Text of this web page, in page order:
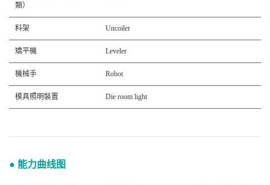
類）
料架 Uncoiler
矯平機 Leveler
機械手 Robot
模具照明裝置 Die room light
● 能力曲线图